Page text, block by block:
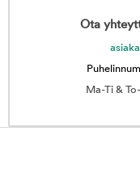
Ota
Ma-Ti &